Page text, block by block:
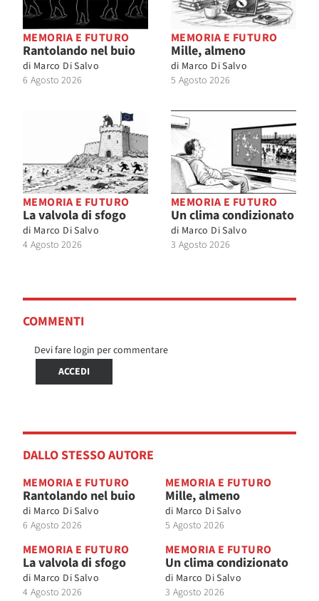
MEMORIA E FUTURO
Rantolando nel buio
di Marco Di Salvo
6 Agosto 2026
MEMORIA E FUTURO
Mille, almeno
di Marco Di Salvo
5 Agosto 2026
MEMORIA E FUTURO
La valvola di sfogo
di Marco Di Salvo
4 Agosto 2026
MEMORIA E FUTURO
Un clima condizionato
di Marco Di Salvo
3 Agosto 2026
COMMENTI
Devi fare login per commentare
ACCEDI
DALLO STESSO AUTORE
MEMORIA E FUTURO
Rantolando nel buio
di Marco Di Salvo
6 Agosto 2026
MEMORIA E FUTURO
Mille, almeno
di Marco Di Salvo
5 Agosto 2026
MEMORIA E FUTURO
La valvola di sfogo
di Marco Di Salvo
4 Agosto 2026
MEMORIA E FUTURO
Un clima condizionato
di Marco Di Salvo
3 Agosto 2026